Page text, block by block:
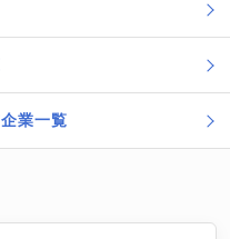
業一覧